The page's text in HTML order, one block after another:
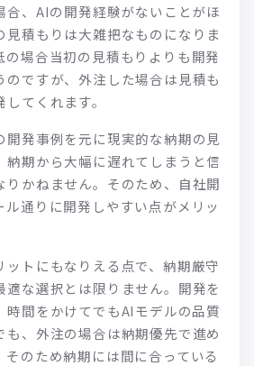
合、AIの開発経験がないことがほ
見積もりは大雑把なものになりま
の場合当初の見積もりよりも開発
のですが、外注した場合は見積も
てくれます。
開発事例を元に現実的な納期の見
納期から大幅に遅れてしまうと信
りかねません。そのため、自社開
ル通りに開発しやすい点がメリッ
ットにもなりえる点で、納期厳守
適な選択とは限りません。開発を
時間をかけてでもAIモデルの品質
も、外注の場合は納期優先で進め
のため納期には間に合っている